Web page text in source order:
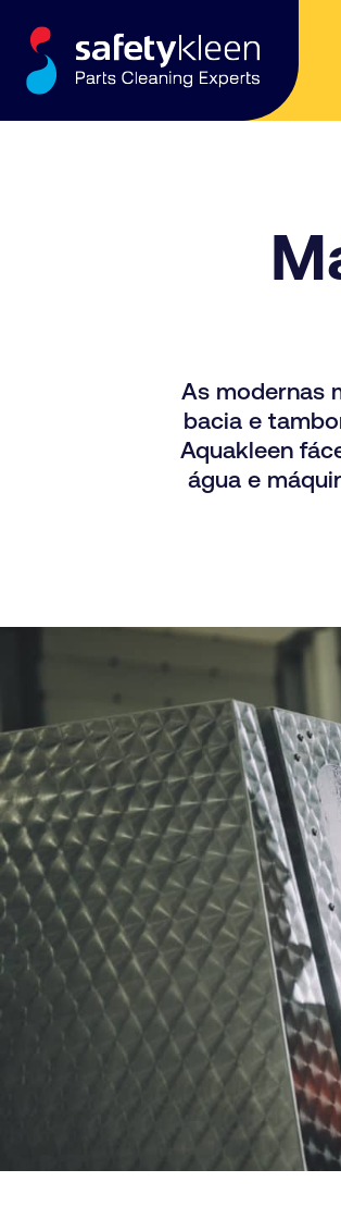
As modernas
bacia e
Aquakleen
água e